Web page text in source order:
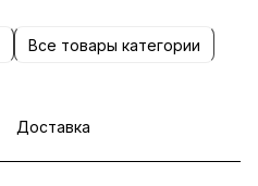
Все товары категории
Доставка